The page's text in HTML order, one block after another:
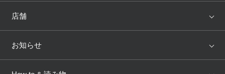
トピックス
WACOAL
AMPHI une nana cool
店舗
店舗を探す
お知らせ
新着情報